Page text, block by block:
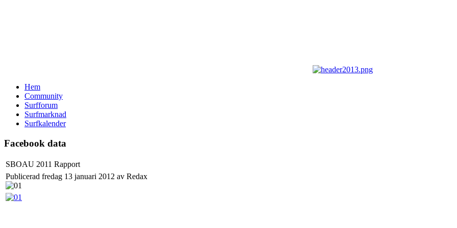
Hem
Community
Surfforum
Surfmarknad
Surfkalender
Facebook data
SBOAU 2011 Rapport
Publicerad fredag 13 januari 2012 av Redax